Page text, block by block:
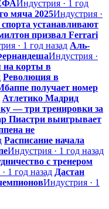
Индустрия · 1 год
мяча 2025Индустрия ·
устанавливают
призвал Ferrari
· 1 год назад Аль-
Индустрия ·
на корты в
Революция в
получает номер
Атлетико Мадрид
— три тренировки за
Пиастри выигрывает
не
Расписание начала
Индустрия · 1 год назад
с тренером
1 год назад Дастан
Индустрия · 1